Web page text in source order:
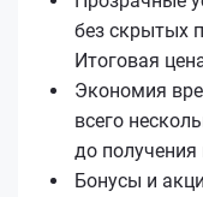
без скрытых
Итоговая
Экономия
всего
до получения
Бонусы и